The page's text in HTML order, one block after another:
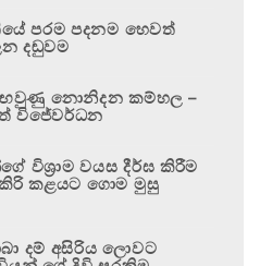
පරම පදනම හෙවත්
දඬුවම
නොනිදන කම්හල –
විජේවර්ධන
විශ්‍රාම වයස දීර්ඝ කිරීම
කිරි කළයට ගොම මුසු
දම් අසිරිය ලොවට